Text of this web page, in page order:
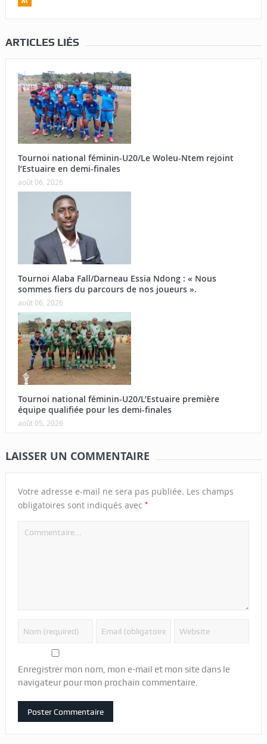
ARTICLES LIÉS
Tournoi national féminin-U20/Le Woleu-Ntem rejoint
l’Estuaire en demi-finales
août 06, 2026
Tournoi Alaba Fall/Darneau Essia Ndong : « Nous
sommes fiers du parcours de nos joueurs ».
août 06, 2026
Tournoi national féminin-U20/L’Estuaire première
équipe qualifiée pour les demi-finales
août 05, 2026
LAISSER UN COMMENTAIRE
Votre adresse e-mail ne sera pas publiée. Les champs
obligatoires sont indiqués avec *
Enregistrer mon nom, mon e-mail et mon site dans le
navigateur pour mon prochain commentaire.